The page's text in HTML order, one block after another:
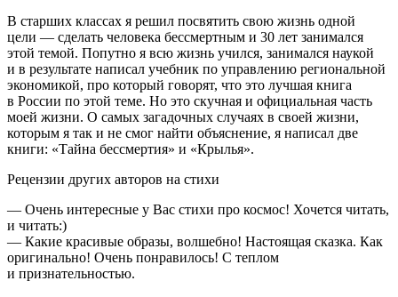
В старших классах я решил посвятить свою жизнь одной
цели — сделать человека бессмертным и 30 лет занимался
этой темой. Попутно я всю жизнь учился, занимался наукой
и в результате написал учебник по управлению региональной
экономикой, про который говорят, что это лучшая книга
в России по этой теме. Но это скучная и официальная часть
моей жизни. О самых загадочных случаях в своей жизни,
которым я так и не смог найти объяснение, я написал две
книги: «Тайна бессмертия» и «Крылья».
Рецензии других авторов на стихи
— Очень интересные у Вас стихи про космос! Хочется читать,
и читать:)
— Какие красивые образы, волшебно! Настоящая сказка. Как
оригинально! Очень понравилось! С теплом
и признательностью.